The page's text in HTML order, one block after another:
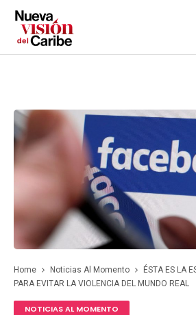
Home Noticias Al Momento
ÉSTA ES LA
PARA EVITAR LA VIOLENCIA DEL MUNDO REAL
NOTICIAS AL MOMENTO